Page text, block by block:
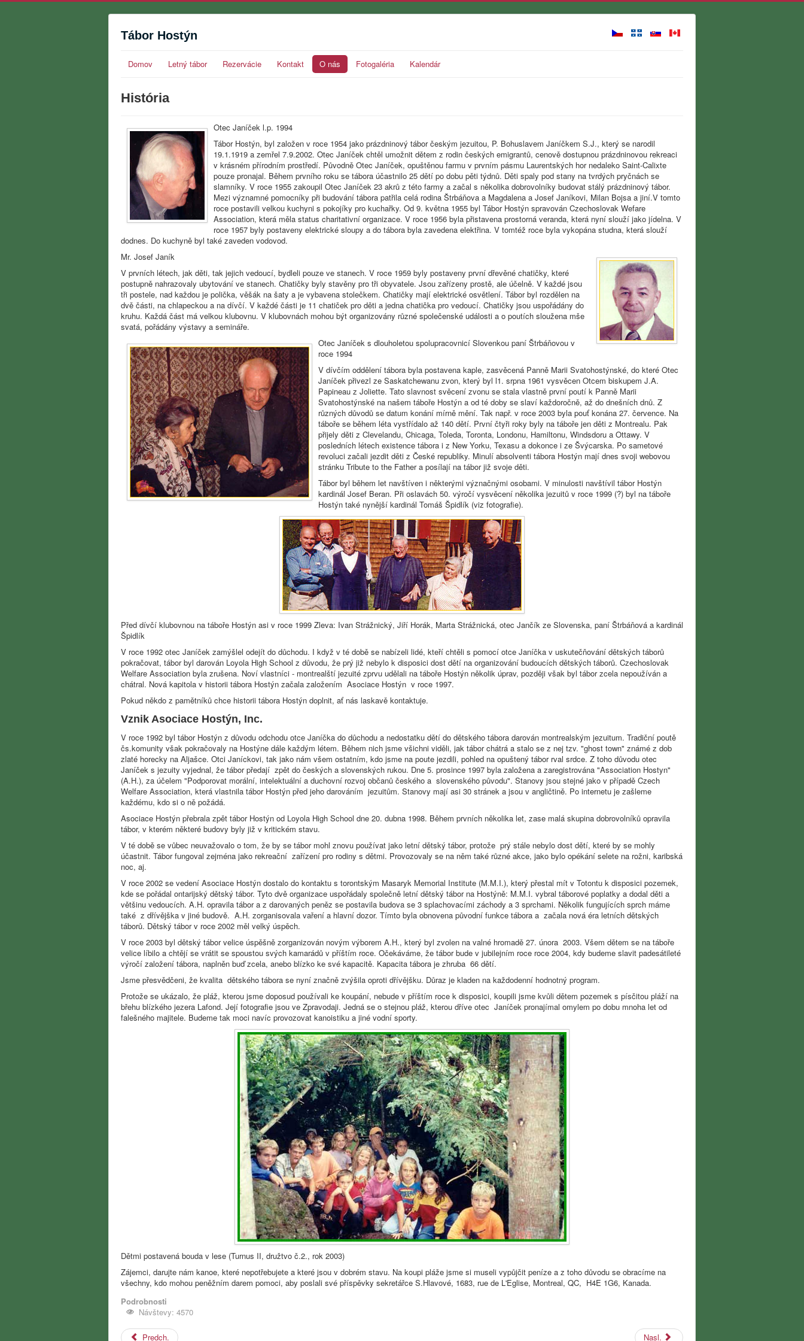
Tábor Hostýn
Domov Letný tábor Rezervácie Kontakt O nás Fotogaléria Kalendár
História
Otec Janíček l.p. 1994
Tábor Hostýn, byl založen v roce 1954 jako prázdninový tábor českým jezuitou, P. Bohuslavem Janíčkem S.J., který se narodil
19.1.1919 a zemřel 7.9.2002. Otec Janíček chtěl umožnit dětem z rodin českých emigrantů, cenově dostupnou prázdninovou rekreaci
v krásném přírodním prostředí. Původně Otec Janíček, opuštěnou farmu v prvním pásmu Laurentských hor nedaleko Saint-Calixte
pouze pronajal. Během prvního roku se tábora účastnilo 25 dětí po dobu pěti týdnů. Děti spaly pod stany na tvrdých pryčnách se
slamníky. V roce 1955 zakoupil Otec Janíček 23 akrů z této farmy a začal s několika dobrovolníky budovat stálý prázdninový tábor.
Mezi významné pomocníky při budování tábora patřila celá rodina Štrbáňova a Magdalena a Josef Janíkovi, Milan Bojsa a jiní.V tomto
roce postavili velkou kuchyni s pokojíky pro kuchařky. Od 9. května 1955 byl Tábor Hostýn spravován Czechoslovak Wefare
Association, která měla status charitativní organizace. V roce 1956 byla přistavena prostorná veranda, která nyní slouží jako jídelna. V
roce 1957 byly postaveny elektrické sloupy a do tábora byla zavedena elektřina. V tomtéž roce byla vykopána studna, která slouží
dodnes. Do kuchyně byl také zaveden vodovod.
Mr. Josef Janík
V prvních létech, jak děti, tak jejich vedoucí, bydleli pouze ve stanech. V roce 1959 byly postaveny první dřevěné chatičky, které
postupně nahrazovaly ubytování ve stanech. Chatičky byly stavěny pro tři obyvatele. Jsou zařízeny prostě, ale účelně. V každé jsou
tři postele, nad každou je polička, věšák na šaty a je vybavena stolečkem. Chatičky mají elektrické osvětlení. Tábor byl rozdělen na
dvě části, na chlapeckou a na dívčí. V každé části je 11 chatiček pro děti a jedna chatička pro vedoucí. Chatičky jsou uspořádány do
kruhu. Každá část má velkou klubovnu. V klubovnách mohou být organizovány různé společenské události a o poutích sloužena mše
svatá, pořádány výstavy a semináře.
Otec Janíček s dlouholetou spolupracovnicí Slovenkou paní Štrbáňovou v
roce 1994
V dívčím oddělení tábora byla postavena kaple, zasvěcená Panně Marii Svatohostýnské, do které Otec
Janíček přivezl ze Saskatchewanu zvon, který byl l1. srpna 1961 vysvěcen Otcem biskupem J.A.
Papineau z Joliette. Tato slavnost svěcení zvonu se stala vlastně první poutí k Panně Marii
Svatohostýnské na našem táboře Hostýn a od té doby se slaví každoročně, až do dnešních dnů. Z
různých důvodů se datum konání mírně mění. Tak např. v roce 2003 byla pouť konána 27. července. Na
táboře se během léta vystřídalo až 140 dětí. První čtyři roky byly na táboře jen děti z Montrealu. Pak
přijely děti z Clevelandu, Chicaga, Toleda, Toronta, Londonu, Hamiltonu, Windsdoru a Ottawy. V
posledních létech existence tábora i z New Yorku, Texasu a dokonce i ze Švýcarska. Po sametové
revoluci začali jezdit děti z České republiky. Minulí absolventi tábora Hostýn mají dnes svoji webovou
stránku Tribute to the Father a posílají na tábor již svoje děti.
Tábor byl během let navštíven i některými význačnými osobami. V minulosti navštívil tábor Hostýn
kardinál Josef Beran. Při oslavách 50. výročí vysvěcení několika jezuitů v roce 1999 (?) byl na táboře
Hostýn také nynější kardinál Tomáš Špidlík (viz fotografie).
Před dívčí klubovnou na táboře Hostýn asi v roce 1999 Zleva: Ivan Strážnický, Jiří Horák, Marta Strážnická, otec Jančík ze Slovenska, paní Štrbáňová a kardinál
Špidlík
V roce 1992 otec Janíček zamýšlel odejít do důchodu. I když v té době se nabízeli lidé, kteří chtěli s pomocí otce Janíčka v uskutečňování dětských táborů
pokračovat, tábor byl darován Loyola High School z důvodu, že prý již nebylo k disposici dost dětí na organizování budoucích dětských táborů. Czechoslovak
Welfare Association byla zrušena. Noví vlastníci - montrealští jezuité zprvu udělali na táboře Hostýn několik úprav, později však byl tábor zcela nepoužíván a
chátral. Nová kapitola v historii tábora Hostýn začala založením Asociace Hostýn v roce 1997.
Pokud někdo z pamětníků chce historii tábora Hostýn doplnit, ať nás laskavě kontaktuje.
Vznik Asociace Hostýn, Inc.
V roce 1992 byl tábor Hostýn z důvodu odchodu otce Janíčka do důchodu a nedostatku dětí do dětského tábora darován montrealským jezuitum. Tradiční poutě
čs.komunity však pokračovaly na Hostýne dále každým létem. Během nich jsme všichni viděli, jak tábor chátrá a stalo se z nej tzv. "ghost town" známé z dob
zlaté horecky na Aljašce. Otci Janíckovi, tak jako nám všem ostatním, kdo jsme na poute jezdili, pohled na opuštený tábor rval srdce. Z toho důvodu otec
Janíček s jezuity vyjednal, že tábor předají zpět do českých a slovenských rukou. Dne 5. prosince 1997 byla založena a zaregistrována "Association Hostyn"
(A.H.), za účelem "Podporovat morální, intelektuální a duchovní rozvoj občanů českého a slovenského původu". Stanovy jsou stejné jako v případě Czech
Welfare Association, která vlastnila tábor Hostýn před jeho darováním jezuitům. Stanovy mají asi 30 stránek a jsou v angličtině. Po internetu je zašleme
každému, kdo si o ně požádá.
Asociace Hostýn přebrala zpět tábor Hostýn od Loyola High School dne 20. dubna 1998. Během prvních několika let, zase malá skupina dobrovolníků opravila
tábor, v kterém některé budovy byly již v kritickém stavu.
V té době se vůbec neuvažovalo o tom, že by se tábor mohl znovu používat jako letní dětský tábor, protože prý stále nebylo dost dětí, které by se mohly
účastnit. Tábor fungoval zejména jako rekreační zařízení pro rodiny s dětmi. Provozovaly se na něm také různé akce, jako bylo opékání selete na rožni, karibská
noc, aj.
V roce 2002 se vedení Asociace Hostýn dostalo do kontaktu s torontským Masaryk Memorial Institute (M.M.I.), který přestal mít v Totontu k disposici pozemek,
kde se pořádal ontarijský dětský tábor. Tyto dvě organizace uspořádaly společně letní dětský tábor na Hostýně: M.M.I. vybral táborové poplatky a dodal děti a
většinu vedoucích. A.H. opravila tábor a z darovaných peněz se postavila budova se 3 splachovacími záchody a 3 sprchami. Několik fungujících sprch máme
také z dřívějška v jiné budově. A.H. zorganisovala vaření a hlavní dozor. Tímto byla obnovena původní funkce tábora a začala nová éra letních dětských
táborů. Dětský tábor v roce 2002 měl velký úspěch.
V roce 2003 byl dětský tábor velice úspěšně zorganizován novým výborem A.H., který byl zvolen na valné hromadě 27. února 2003. Všem dětem se na táboře
velice líbilo a chtějí se vrátit se spoustou svých kamarádů v příštím roce. Očekáváme, že tábor bude v jubilejním roce roce 2004, kdy budeme slavit padesátileté
výročí založení tábora, naplněn buď zcela, anebo blízko ke své kapacitě. Kapacita tábora je zhruba 66 dětí.
Jsme přesvědčeni, že kvalita dětského tábora se nyní značně zvýšila oproti dřívějšku. Důraz je kladen na každodenní hodnotný program.
Protože se ukázalo, že pláž, kterou jsme doposud používali ke koupání, nebude v příštím roce k disposici, koupili jsme kvůli dětem pozemek s písčitou pláží na
břehu blízkého jezera Lafond. Její fotografie jsou ve Zpravodaji. Jedná se o stejnou pláž, kterou dříve otec Janíček pronajímal omylem po dobu mnoha let od
falešného majitele. Budeme tak moci navíc provozovat kanoistiku a jiné vodní sporty.
Dětmi postavená bouda v lese (Turnus II, družtvo č.2., rok 2003)
Zájemci, darujte nám kanoe, které nepotřebujete a které jsou v dobrém stavu. Na koupi pláže jsme si museli vypůjčit peníze a z toho důvodu se obracíme na
všechny, kdo mohou peněžním darem pomoci, aby poslali své příspěvky sekretářce S.Hlavové, 1683, rue de L'Eglise, Montreal, QC, H4E 1G6, Kanada.
Podrobnosti
Návštevy: 4570
Predch. Nasl.